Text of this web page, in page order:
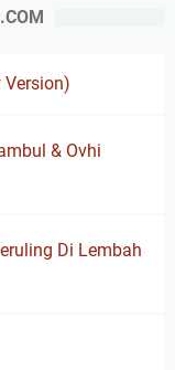
Version)
& Ovhi
Di Lembah